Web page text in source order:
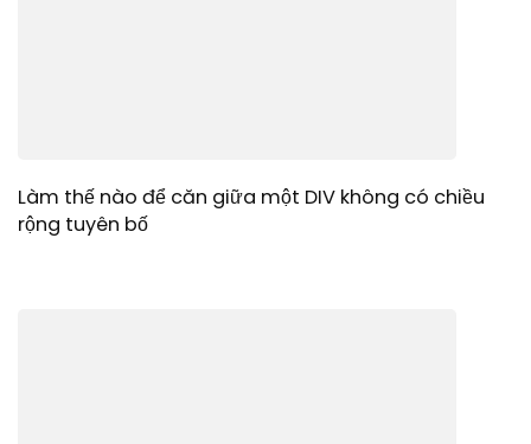
Làm thế nào để căn giữa một DIV không có chiều
rộng tuyên bố